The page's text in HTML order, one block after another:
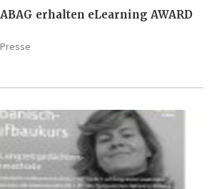
erhalten eLearning AWARD
Presse